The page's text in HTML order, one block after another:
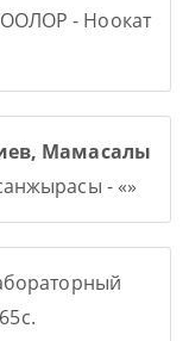
- Ноокат
Мамасалы
- «»